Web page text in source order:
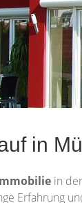
in
in
Erfahrung